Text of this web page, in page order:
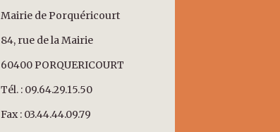
Mairie de Porquéricourt
84, rue de la Mairie
60400 PORQUERICOURT
Tél. : 09.64.29.15.50
Fax : 03.44.44.09.79